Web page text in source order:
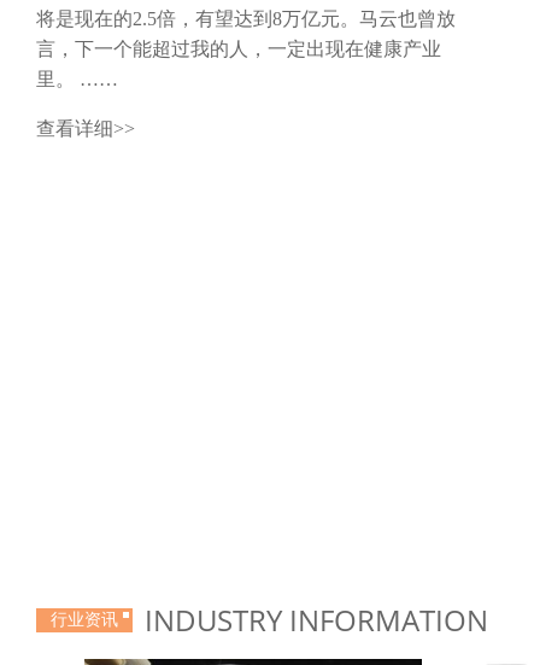
将是现在的2.5倍，有望达到8万亿元。马云也曾放
言，下一个能超过我的人，一定出现在健康产业
里。 ……
查看详细>>
行业资讯 INDUSTRY INFORMATION